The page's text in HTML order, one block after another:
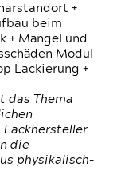
+
beim
+ Mängel und
Modul
Lackierung +
das Thema
Lackhersteller
die
physikalisch-